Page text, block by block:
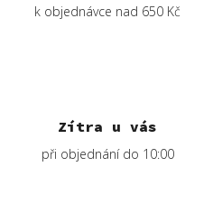
k objednávce nad 650 Kč
Zítra u vás
při objednání do 10:00